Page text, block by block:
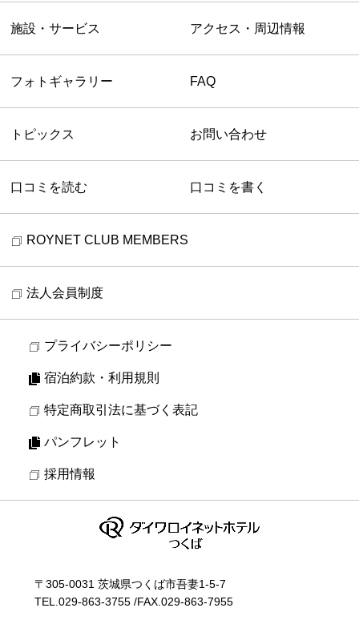
施設・サービス アクセス・周辺情報
フォトギャラリー FAQ
トピックス お問い合わせ
口コミを読む 口コミを書く
ROYNET CLUB MEMBERS
法人会員制度
プライバシーポリシー
宿泊約款・利用規則
特定商取引法に基づく表記
パンフレット
採用情報
〒305-0031 茨城県つくば市吾妻1-5-7
TEL.029-863-3755 /FAX.029-863-7955